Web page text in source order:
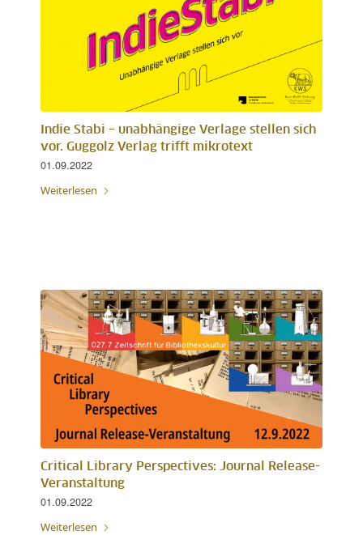
Indie Stabi – unabhängige Verlage stellen sich
vor. Guggolz Verlag trifft mikrotext
01.09.2022
Weiterlesen
Critical Library Perspectives: Journal Release-
Veranstaltung
01.09.2022
Weiterlesen